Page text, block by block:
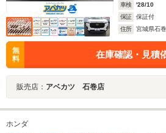
車検
'28/10
保証
保証付
住所
宮城県石
無
料
在庫確認・見積
販売店： アベカツ 石巻店
ホンダ